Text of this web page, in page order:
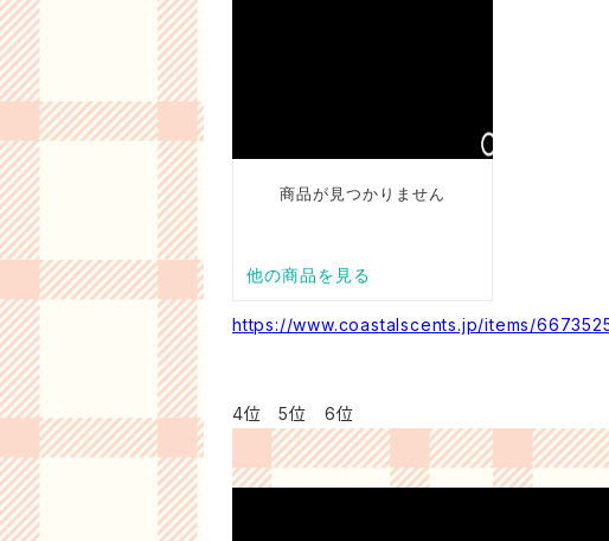
https://www.coastalscents.jp/items/
4位 5位 6位